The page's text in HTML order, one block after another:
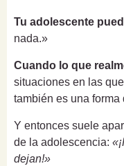
Tu adolescente
nada.»
Cuando lo que
situaciones en las que
también es una forma
Y entonces suele
de la adolescencia:
dejan!»